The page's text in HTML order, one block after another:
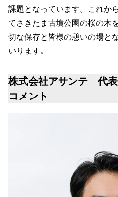
課題となっています。これか
てさきたま古墳公園の桜の木
切な保存と皆様の憩いの場と
いります。
株式会社アサンテ 代
コメント